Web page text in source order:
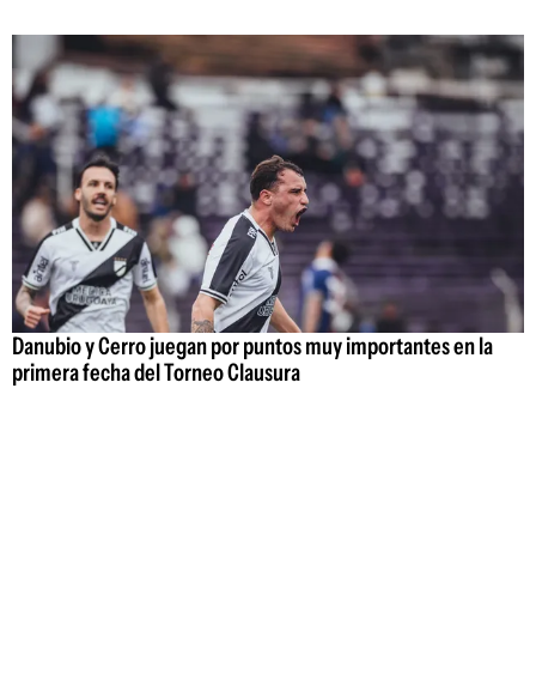
Danubio y Cerro juegan por puntos muy importantes en la
primera fecha del Torneo Clausura